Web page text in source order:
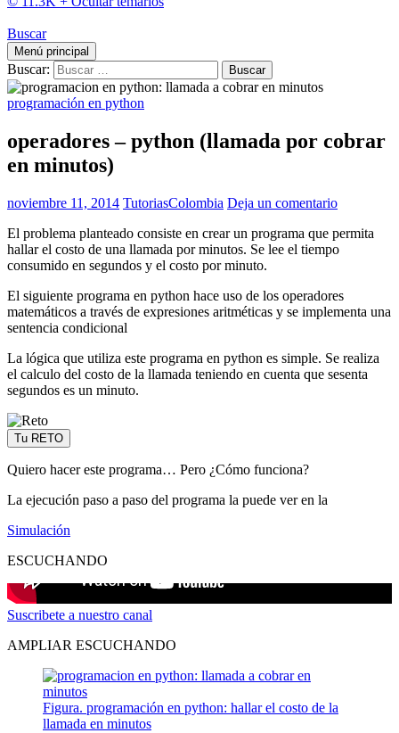
Buscar
Menú principal
Buscar:
programación en python
operadores – python (llamada por cobrar
en minutos)
noviembre 11, 2014 TutoriasColombia Deja un comentario
El problema planteado consiste en crear un programa que permita
hallar el costo de una llamada por minutos. Se lee el tiempo
consumido en segundos y el costo por minuto.
El siguiente programa en python hace uso de los operadores
matemáticos a través de expresiones aritméticas y se implementa una
sentencia condicional
La lógica que utiliza este programa en python es simple. Se realiza
el calculo del costo de la llamada teniendo en cuenta que sesenta
segundos es un minuto.
Tu RETO
Quiero hacer este programa… Pero ¿Cómo funciona?
La ejecución paso a paso del programa la puede ver en la
Simulación
ESCUCHANDO
Suscribete a nuestro canal
AMPLIAR ESCUCHANDO
Figura. programación en python: hallar el costo de la
llamada en minutos